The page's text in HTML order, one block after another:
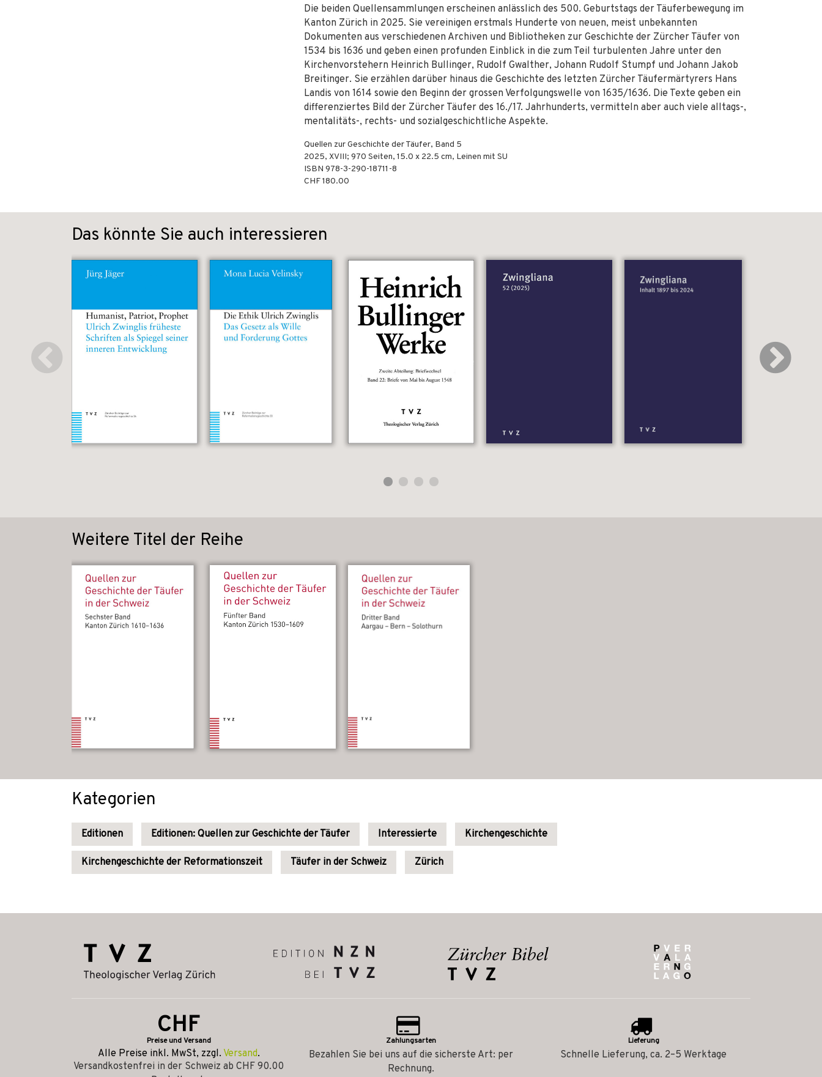
Die beiden Quellensammlungen erscheinen anlässlich des 500. Geburtstags der Täuferbewegung im
Kanton Zürich in 2025. Sie vereinigen erstmals Hunderte von neuen, meist unbekannten
Dokumenten aus verschiedenen Archiven und Bibliotheken zur Geschichte der Zürcher Täufer von
1534 bis 1636 und geben einen profunden Einblick in die zum Teil turbulenten Jahre unter den
Kirchenvorstehern Heinrich Bullinger, Rudolf Gwalther, Johann Rudolf Stumpf und Johann Jakob
Breitinger. Sie erzählen darüber hinaus die Geschichte des letzten Zürcher Täufermärtyrers Hans
Landis von 1614 sowie den Beginn der gros­sen Verfolgungswelle von 1635/1636. Die Texte geben ein
differenziertes Bild der Zürcher Täufer des 16./17. Jahrhunderts, vermitteln aber auch viele alltags-,
mentalitäts-, rechts- und sozialgeschichtliche Aspekte.
Quellen zur Geschichte der Täufer, Band 5
2025, XVIII; 970 Seiten, 15.0 x 22.5 cm, Leinen mit SU
ISBN 978-3-290-18711-8
CHF 180.00
Das könnte Sie auch interessieren
Weitere Titel der Reihe
Kategorien
Editionen Editionen: Quellen zur Geschichte der Täufer Interessierte Kirchengeschichte
Kirchengeschichte der Reformationszeit Täufer in der Schweiz Zürich
CHF
Preise und Versand
Alle Preise inkl. MwSt, zzgl. Versand.
Versandkostenfrei in der Schweiz ab CHF 90.00
Zahlungsarten
Bezahlen Sie bei uns auf die sicherste Art: per
Rechnung.
Lieferung
Schnelle Lieferung, ca. 2–5 Werktage